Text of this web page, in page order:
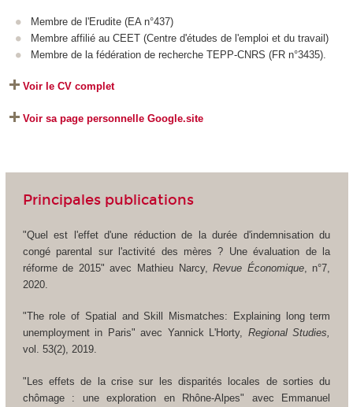
Membre de l'Erudite (EA n°437)
Membre affilié au CEET (Centre d'études de l'emploi et du travail)
Membre de la fédération de recherche TEPP-CNRS (FR n°3435).
Voir le CV complet
Voir sa page personnelle Google.site
Principales publications
"Quel est l'effet d'une réduction de la durée d'indemnisation du
congé parental sur l'activité des mères ? Une évaluation de la
réforme de 2015" avec Mathieu Narcy,Revue Économique, n°7,
2020.
"The role of Spatial and Skill Mismatches: Explaining long term
unemployment in Paris" avec Yannick L'Horty, Regional Studies,
vol. 53(2), 2019.
"Les effets de la crise sur les disparités locales de sorties du
chômage : une exploration en Rhône-Alpes" avec Emmanuel